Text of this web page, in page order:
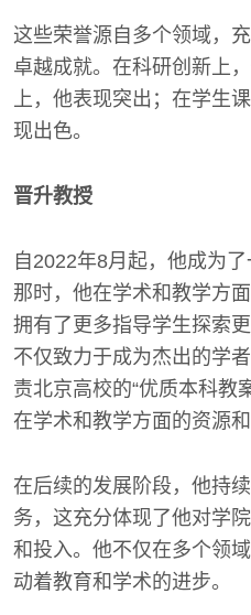
这些荣誉源自多个领域，
卓越成就。在科研创新上
上，他表现突出；在学生
现出色。
晋升教授
自2022年8月起，他成为
那时，他在学术和教学方
拥有了更多指导学生探索
不仅致力于成为杰出的学
责北京高校的“优质本科教
在学术和教学方面的资源和
在后续的发展阶段，他持
务，这充分体现了他对学
和投入。他不仅在多个领
动着教育和学术的进步。